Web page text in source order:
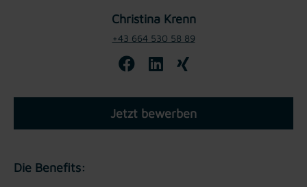
Christina Krenn
+43 664 530 58 89
Jetzt bewerben
Die Benefits: